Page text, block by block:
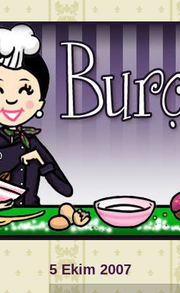
5 Ekim 2007